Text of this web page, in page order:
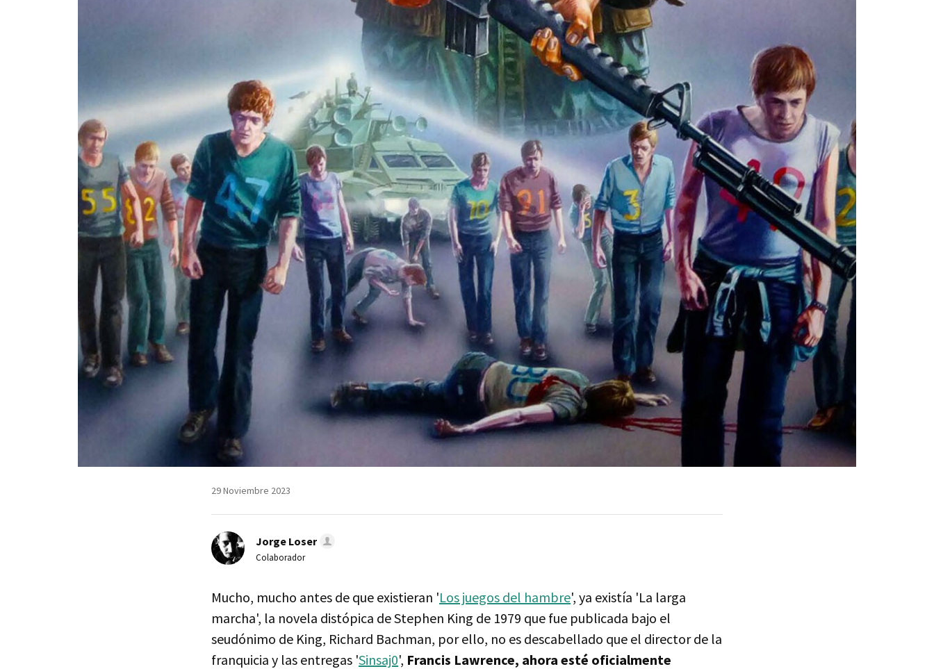
29 Noviembre 2023
Jorge Loser
Colaborador
Mucho, mucho antes de que existieran 'Los juegos del hambre', ya existía 'La larga
marcha', la novela distópica de Stephen King de 1979 que fue publicada bajo el
seudónimo de King, Richard Bachman, por ello, no es descabellado que el director de la
franquicia y las entregas 'Sinsaj0', Francis Lawrence, ahora esté oficialmente